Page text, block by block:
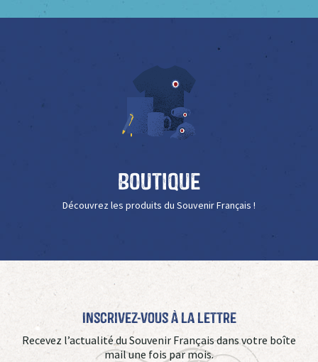
Boutique
Découvrez les produits du Souvenir Français !
Inscrivez-vous à La Lettre
Recevez l’actualité du Souvenir Français dans votre boîte
mail une fois par mois.